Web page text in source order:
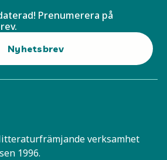
Prenumerera på
Nyhetsbrev
verksamhet
1996.